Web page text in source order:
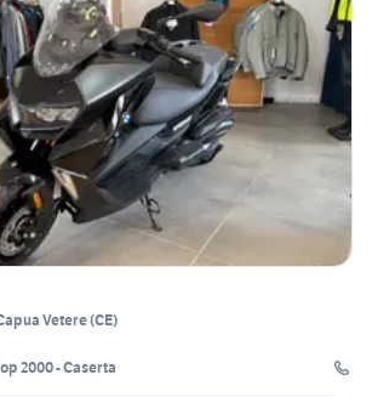
Vetere(CE)
2000 - Caserta